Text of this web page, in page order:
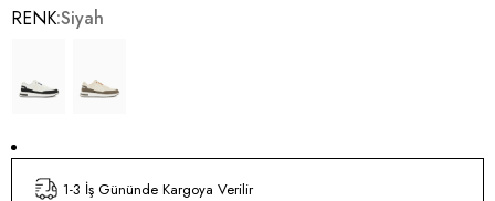
RENKSiyah
1-3 İş Gününde Kargoya Verilir